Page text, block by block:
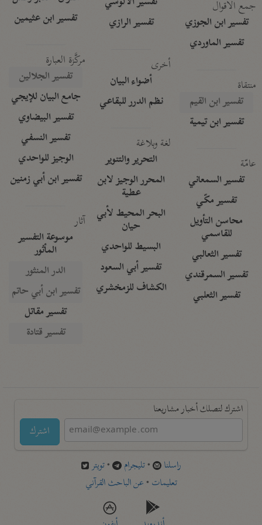
جمع الأقوال
تفسير ابن الجوزي
تفسير الماوردي
منتقاة
تفسير ابن القيم
تفسير ابن تيمية
عامّة
تفسير السمعاني
تفسير مكّي
محاسن التأويل
للقاسمي
تفسير الثعالبي
تفسير السمرقندي
تفسير الثعلبي
تفسير الرازي
أخرى
أضواء البيان
نظم الدرر للبقاعي
لغة وبلاغة
التحرير والتنوير
المحرر الوجيز لابن
عطية
البحر المحيط لأبي
حيان
البسيط للواحدي
تفسير أبي السعود
الكشاف للزمخشري
تفسير ابن عثيمين
مركَّزة العبارة
تفسير الجلالين
جامع البيان للإيجي
تفسير البيضاوي
تفسير النسفي
الوجيز للواحدي
تفسير ابن أبي زمنين
آثار
موسوعة التفسير
المأثور
الدر المنثور
تفسير ابن أبي حاتم
تفسير مقاتل
تفسير قتادة
اشترك لتصلك أخبار مشاريعنا
اشترك
راسلنا •تليجرام •تويتر
تعليمات •عن الباحث القرآني